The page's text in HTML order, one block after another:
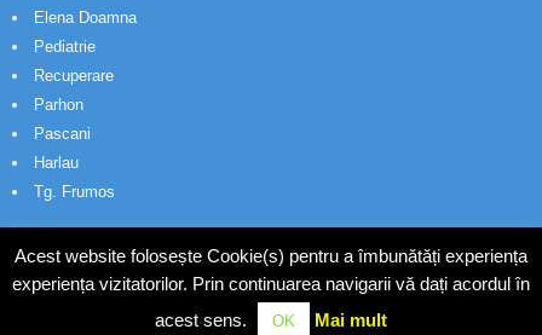
Elena Doamna
Pediatrie
Recuperare
Parhon
Pascani
Harlau
Tg. Frumos
© Wakatech
Acest website folosește Cookie(s) pentru a îmbunătăți experiența
experiența vizitatorilor. Prin continuarea navigarii vă dați acordul în
acest sens.
OK Mai mult